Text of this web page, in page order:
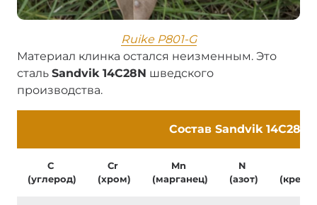
Ruike P801-G
Материал клинка остался неизменным. Это
сталь Sandvik 14C28N шведского
производства.
Состав Sandvik 14C28N
C
(углерод)
Cr
(хром)
Mn
(марганец)
N
(азот)